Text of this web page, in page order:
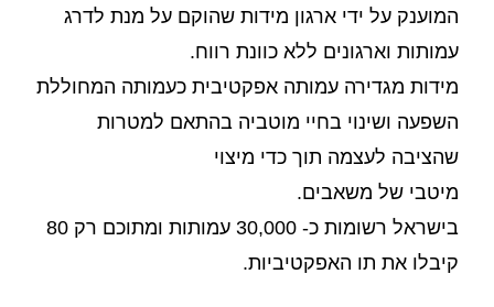
המוענק על ידי ארגון מידות שהוקם על מנת לדרג
עמותות וארגונים ללא כוונת רווח.
מידות מגדירה עמותה אפקטיבית כעמותה המחוללת
השפעה ושינוי בחיי מוטביה בהתאם למטרות
שהציבה לעצמה תוך כדי מיצוי
מיטבי של משאבים.
בישראל רשומות כ- 30,000 עמותות ומתוכם רק 80
קיבלו את תו האפקטיביות.